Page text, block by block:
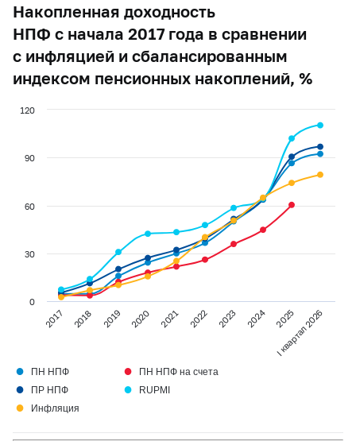
Накопленная доходность
НПФ с начала 2017 года в сравнении
с инфляцией и сбалансированным
индексом пенсионных накоплений, %
2017 2018 2019 2020 2021 2022 2023 2024 2025
I квартал 2026
0
30
60
90
120
● ПН НПФ ● ПН НПФ на счета
● ПР НПФ ● RUPMI
● Инфляция